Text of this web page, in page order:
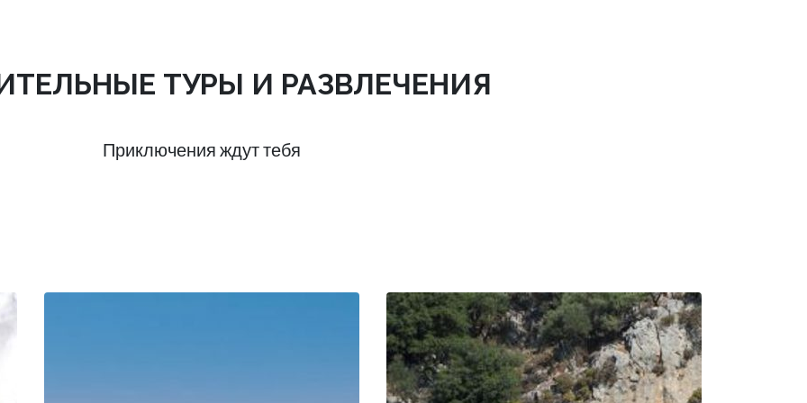
ТУРЫ И РАЗВЛЕЧЕНИЯ
Приключения ждут тебя